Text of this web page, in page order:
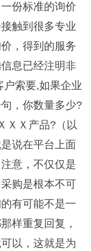
份标准的询价
触到很多专业
，得到的服务
息已经注明非
户索要,如果企业
，你数量多少?
ＸＸ产品?（以
说在平台上面
意，不仅仅是
购是根本不可
有可能不是一
样重复回复，
以，这就是为